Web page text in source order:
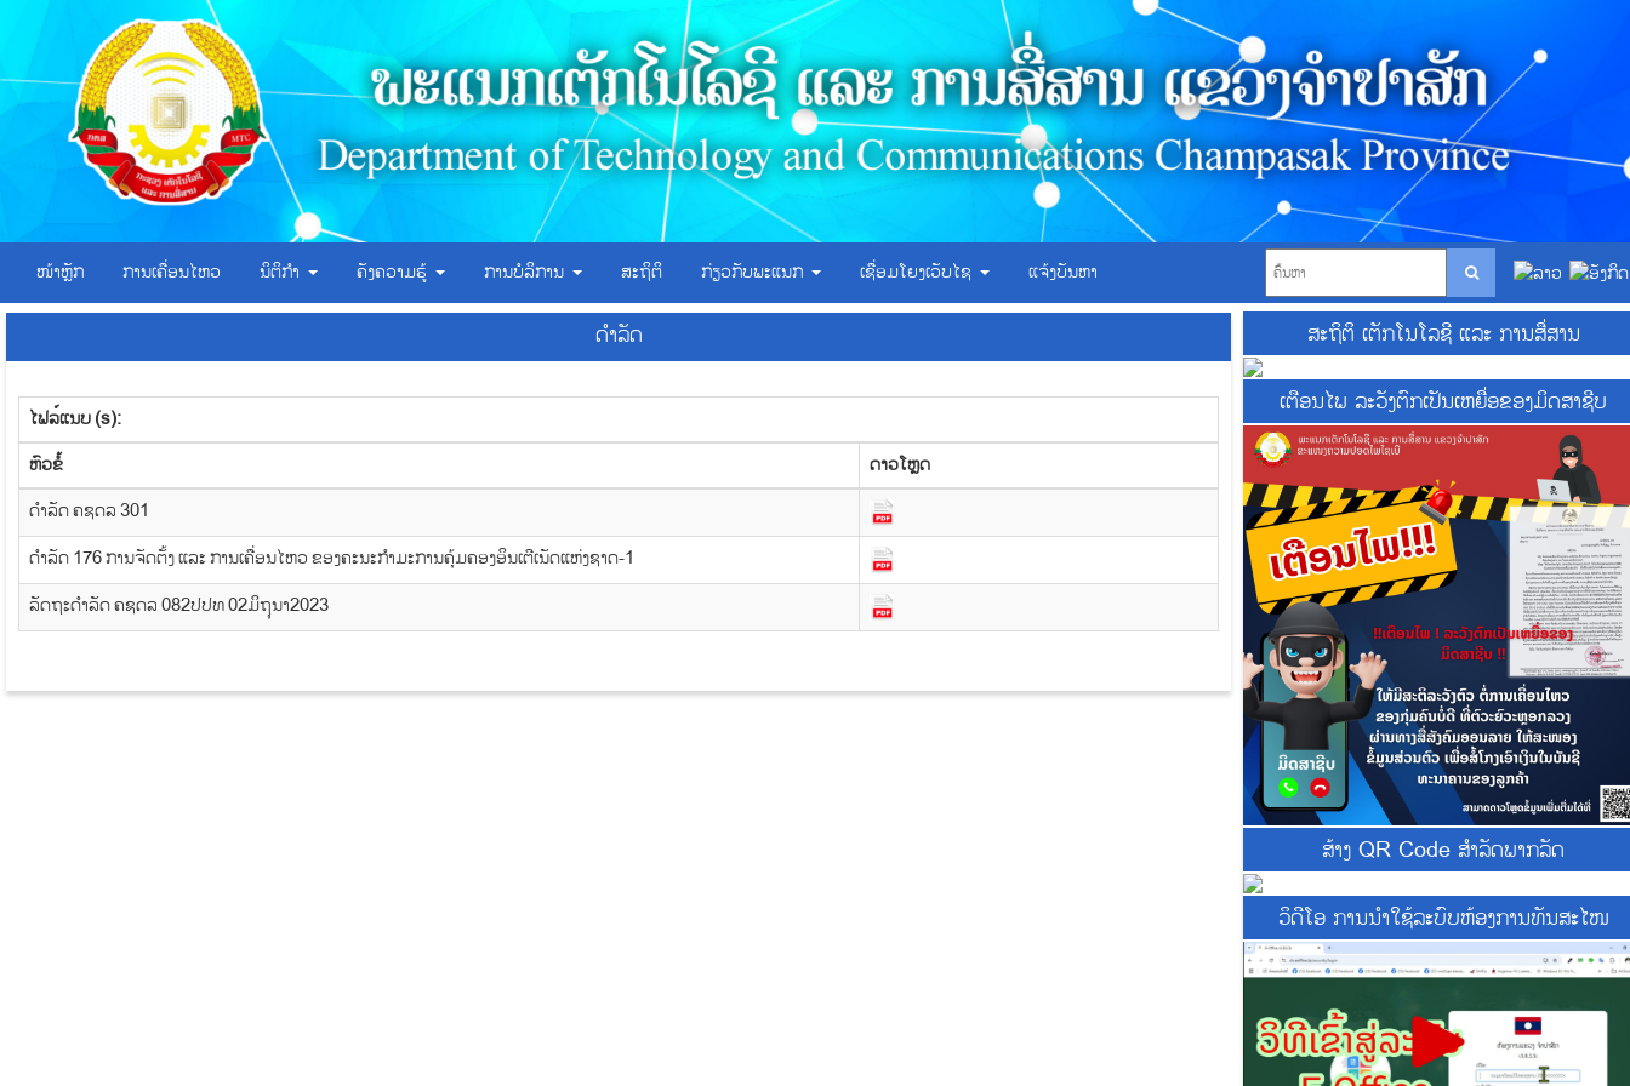
ໜ້າຫຼັກ ການເຄື່ອນໄຫວ ນິຕິກຳ ຄັງຄວາມຮູ້ ການບໍລິການ ສະຖິຕິ ກ່ຽວກັບພະແນກ ເຊື່ອມໂຍງເວັບໄຊ ແຈ້ງບັນຫາ
ດຳລັດ
ໄຟລ໌ແນບ (s):
​ຫົວ​ຂໍ້
ດາວ​ໂຫຼດ
ດຳລັດ ຄຊດລ 301
ດຳລັດ 176 ການຈັດຕັ້ງ ແລະ ການເຄື່ອນໄຫວ ຂອງຄະນະກຳມະການຄຸ້ມຄອງອິນເຕີເນັດແຫ່ງຊາດ-1
ລັດຖະດໍາລັດ ຄຊດລ 082ປປທ 02ມິຖຸນາ2023
ສະຖິຕິ ເຕັກໂນໂລຊີ ແລະ ການສື່ສານ
ເຕືອນໄພ ລະວັງຕົກເປັນເຫຍື່ອຂອງມິດສາຊີບ
ສ້າງ QR Code ສຳລັດພາກລັດ
ວິດີໂອ ການນຳໃຊ້ລະບົບຫ້ອງການທັນສະໄໜ